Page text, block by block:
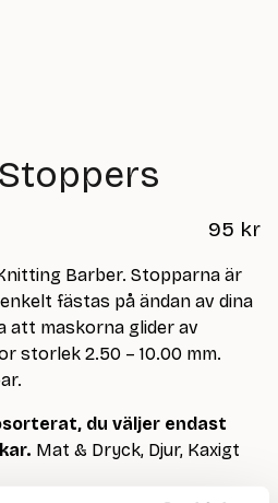
95 kr
Barber. Stopparna är
fästas på ändan av dina
maskorna glider av
storlek 2.50 – 10.00 mm.
du väljer endast
Mat & Dryck, Djur, Kaxigt